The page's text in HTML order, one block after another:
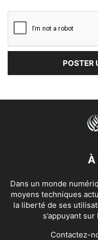
À
Dans un monde
moyens techniques
la liberté de ses
s’appuyant
Contactez-